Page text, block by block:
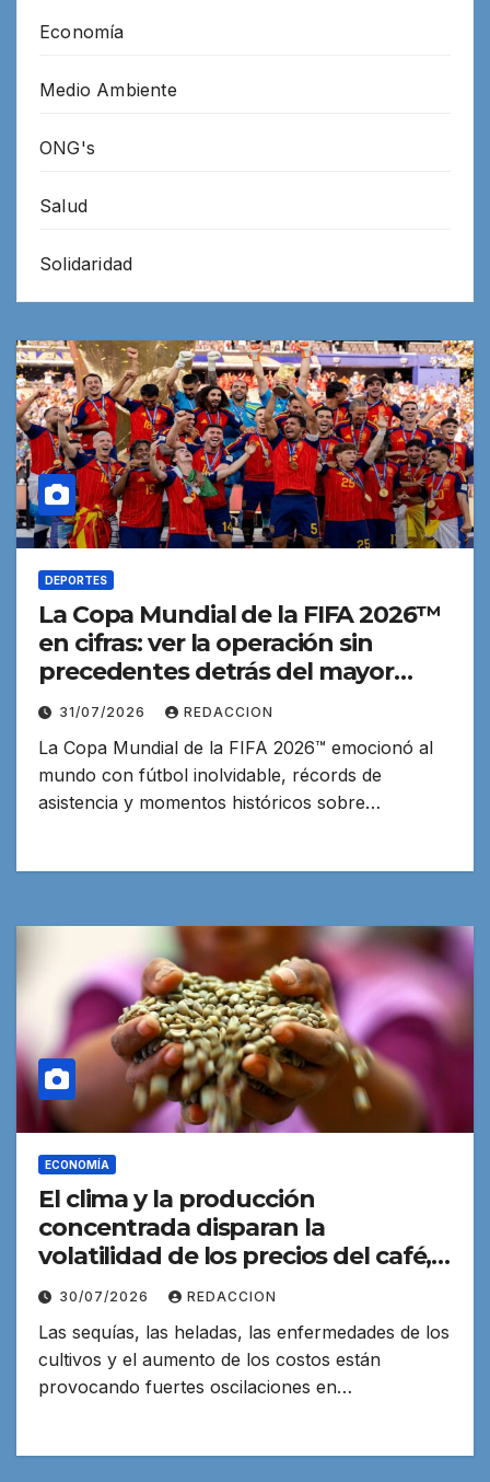
Economía
Medio Ambiente
ONG's
Salud
Solidaridad
DEPORTES
La Copa Mundial de la FIFA 2026™
en cifras: ver la operación sin
precedentes detrás del mayor
evento deportivo de la historia
31/07/2026 REDACCION
La Copa Mundial de la FIFA 2026™ emocionó al
mundo con fútbol inolvidable, récords de
asistencia y momentos históricos sobre…
ECONOMÍA
El clima y la producción
concentrada disparan la
volatilidad de los precios del café,
el cacao y el té
30/07/2026 REDACCION
Las sequías, las heladas, las enfermedades de los
cultivos y el aumento de los costos están
provocando fuertes oscilaciones en…